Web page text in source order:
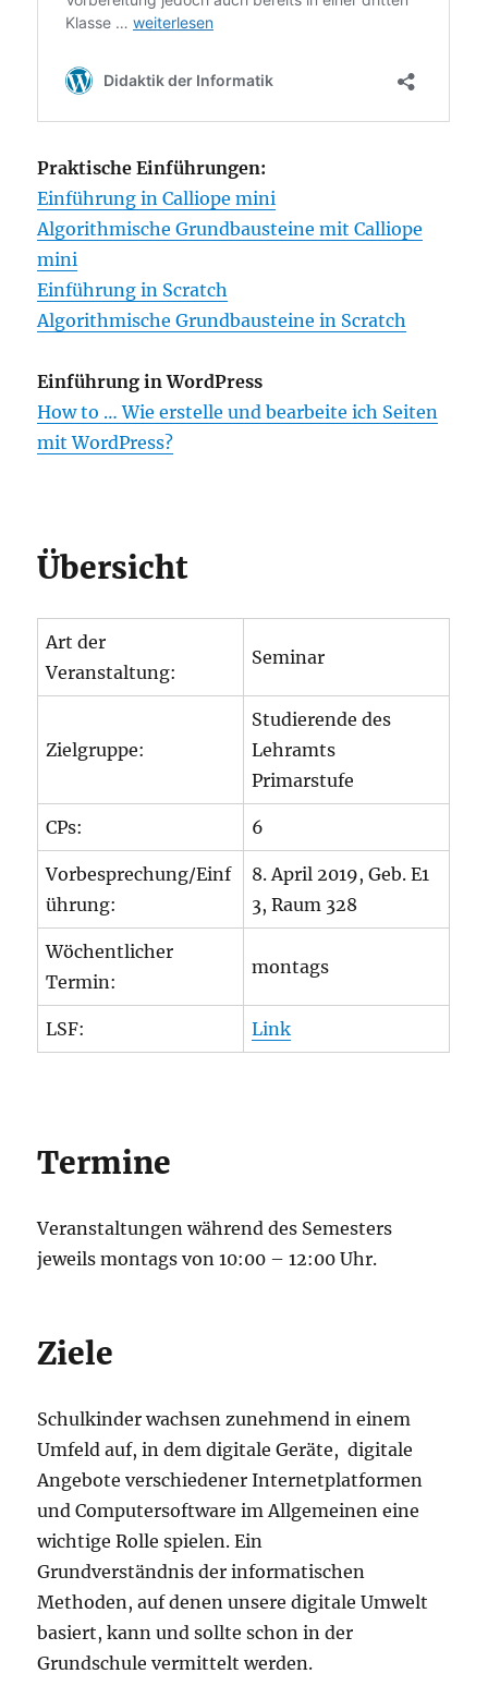
Praktische Einführungen:
Einführung in Calliope mini
Algorithmische Grundbausteine mit Calliope
mini
Einführung in Scratch
Algorithmische Grundbausteine in Scratch
Einführung in WordPress
How to … Wie erstelle und bearbeite ich Seiten
mit WordPress?
Übersicht
Art der
Veranstaltung:
Seminar
Zielgruppe:
Studierende des
Lehramts
Primarstufe
CPs: 6
Vorbesprechung/Einf
ührung:
8. April 2019, Geb. E1
3, Raum 328
Wöchentlicher
Termin:
montags
LSF: Link
Termine
Veranstaltungen während des Semesters
jeweils montags von 10:00 – 12:00 Uhr.
Ziele
Schulkinder wachsen zunehmend in einem
Umfeld auf, in dem digitale Geräte, digitale
Angebote verschiedener Internetplatformen
und Computersoftware im Allgemeinen eine
wichtige Rolle spielen. Ein
Grundverständnis der informatischen
Methoden, auf denen unsere digitale Umwelt
basiert, kann und sollte schon in der
Grundschule vermittelt werden.